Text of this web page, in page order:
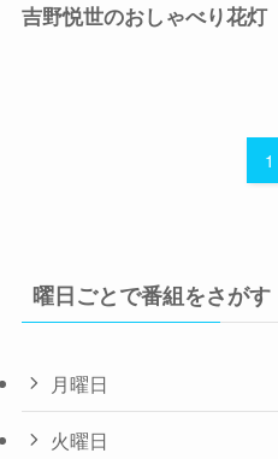
吉野悦世のおしゃべり花灯
1
曜日ごとで番組をさがす
月曜日
火曜日